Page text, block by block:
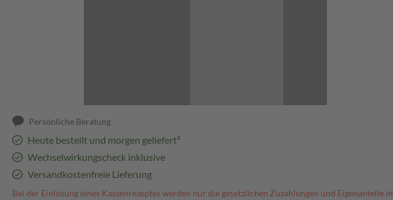
Persönliche Beratung
Heute bestellt und morgen geliefert³
Wechselwirkungscheck inklusive
Versandkostenfreie Lieferung
Bei der Einlösung eines Kassenrezeptes werden nur die gesetzlichen Zuzahlungen und Eigenanteile in